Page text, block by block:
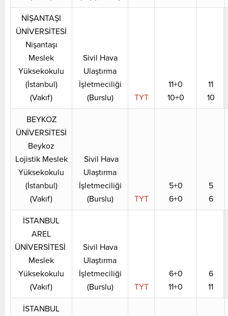
NİŞANTAŞI
ÜNİVERSİTESİ
Nişantaşı
Meslek
Yüksekokulu
(İstanbul)
(Vakıf)
Sivil Hava
Ulaştırma
İşletmeciliği
(Burslu)
TYT
11+0
10+0
11
10
BEYKOZ
ÜNİVERSİTESİ
Beykoz
Lojistik Meslek
Yüksekokulu
(İstanbul)
(Vakıf)
Sivil Hava
Ulaştırma
İşletmeciliği
(Burslu)
TYT
5+0
6+0
5
6
İSTANBUL
AREL
ÜNİVERSİTESİ
Meslek
Yüksekokulu
(Vakıf)
Sivil Hava
Ulaştırma
İşletmeciliği
(Burslu)
TYT
6+0
11+0
6
11
İSTANBUL